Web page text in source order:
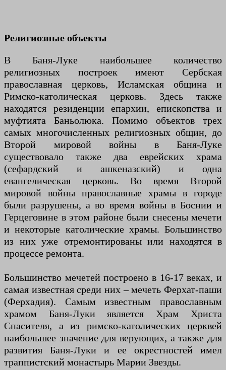
Религиозные объекты
В Баня-Луке наибольшее количество
религиозных построек имеют Сербская
православная церковь, Исламская община и
Римско-католическая церковь. Здесь также
находятся резиденции епархии, епископства и
муфтията Баньолюка. Помимо объектов трех
самых многочисленных религиозных общин, до
Второй мировой войны в Баня-Луке
существовало также два еврейских храма
(сефардский и ашкеназский) и одна
евангелическая церковь. Во время Второй
мировой войны православные храмы в городе
были разрушены, а во время войны в Боснии и
Герцеговине в этом районе были снесены мечети
и некоторые католические храмы. Большинство
из них уже отремонтированы или находятся в
процессе ремонта.
Большинство мечетей построено в 16-17 веках, и
самая известная среди них – мечеть Ферхат-паши
(Ферхадия). Самым известным православным
храмом Баня-Луки является Храм Христа
Спасителя, а из римско-католических церквей
наибольшее значение для верующих, а также для
развития Баня-Луки и ее окрестностей имел
траппистский монастырь Марии Звезды.